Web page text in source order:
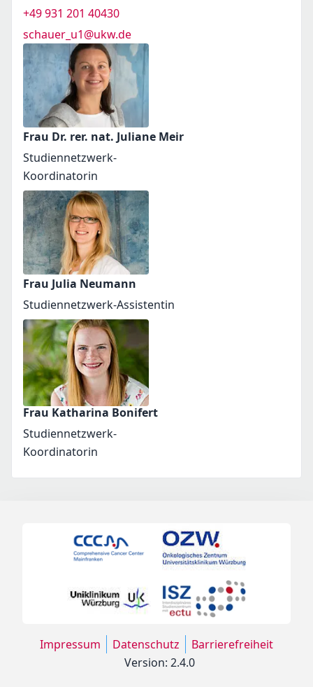
+49 931 201 40430
schauer_u1@ukw.de
Frau Dr. rer. nat. Juliane Meir
Studiennetzwerk-
Koordinatorin
Frau Julia Neumann
Studiennetzwerk-Assistentin
Frau Katharina Bonifert
Studiennetzwerk-
Koordinatorin
Impressum Datenschutz
Barrierefreiheit
Version: 2.4.0